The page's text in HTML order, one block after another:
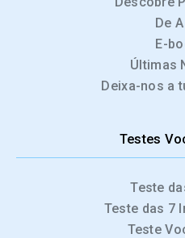
De
E-
Últimas
Deixa-nos a
Testes
Teste
Teste das 7
Teste